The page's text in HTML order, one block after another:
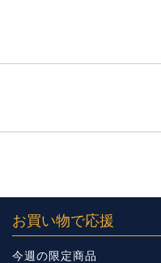
お買い物で応援
今週の限定商品